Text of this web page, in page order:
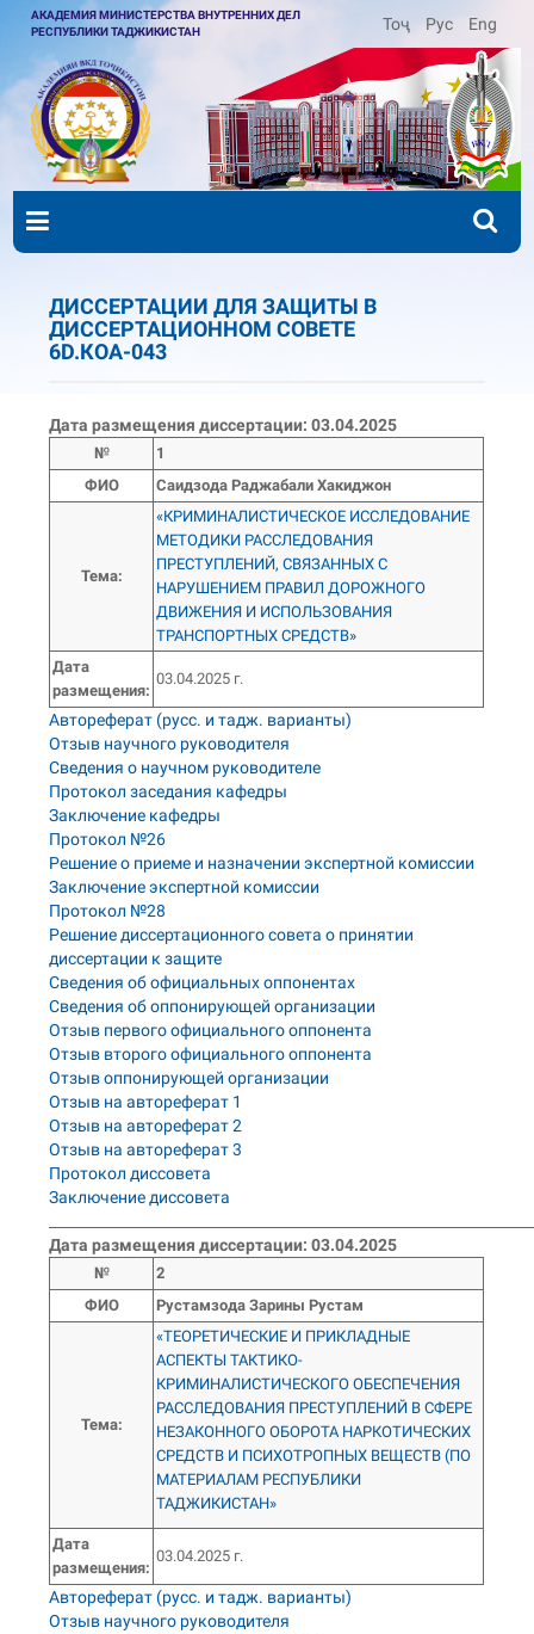
АКАДЕМИЯ МИНИСТЕРСТВА ВНУТРЕННИХ ДЕЛ
РЕСПУБЛИКИ ТАДЖИКИСТАН
Тоҷ Рус Eng
ДИССЕРТАЦИИ ДЛЯ ЗАЩИТЫ В
ДИССЕРТАЦИОННОМ СОВЕТЕ
6D.КОА-043
Дата размещения диссертации: 03.04.2025
№
1
ФИО
Саидзода Раджабали Хакиджон
Тема:
«КРИМИНАЛИСТИЧЕСКОЕ ИССЛЕДОВАНИЕ
МЕТОДИКИ РАССЛЕДОВАНИЯ
ПРЕСТУПЛЕНИЙ, СВЯЗАННЫХ С
НАРУШЕНИЕМ ПРАВИЛ ДОРОЖНОГО
ДВИЖЕНИЯ И ИСПОЛЬЗОВАНИЯ
ТРАНСПОРТНЫХ СРЕДСТВ»
Дата
размещения:
03.04.2025 г.
Автореферат (русс. и тадж. варианты)
Отзыв научного руководителя
Сведения о научном руководителе
Протокол заседания кафедры
Заключение кафедры
Протокол №26
Решение о приеме и назначении экспертной комиссии
Заключение экспертной комиссии
Протокол №28
Решение диссертационного совета о принятии
диссертации к защите
Сведения об официальных оппонентах
Сведения об оппонирующей организации
Отзыв первого официального оппонента
Отзыв второго официального оппонента
Отзыв оппонирующей организации
Отзыв на автореферат 1
Отзыв на автореферат 2
Отзыв на автореферат 3
Протокол диссовета
Заключение диссовета
Дата размещения диссертации: 03.04.2025
№
2
ФИО
Рустамзода Зарины Рустам
Тема:
«ТЕОРЕТИЧЕСКИЕ И ПРИКЛАДНЫЕ
АСПЕКТЫ ТАКТИКО-
КРИМИНАЛИСТИЧЕСКОГО ОБЕСПЕЧЕНИЯ
РАССЛЕДОВАНИЯ ПРЕСТУПЛЕНИЙ В СФЕРЕ
НЕЗАКОННОГО ОБОРОТА НАРКОТИЧЕСКИХ
СРЕДСТВ И ПСИХОТРОПНЫХ ВЕЩЕСТВ (ПО
МАТЕРИАЛАМ РЕСПУБЛИКИ
ТАДЖИКИСТАН»
Дата
размещения:
03.04.2025 г.
Автореферат (русс. и тадж. варианты)
Отзыв научного руководителя